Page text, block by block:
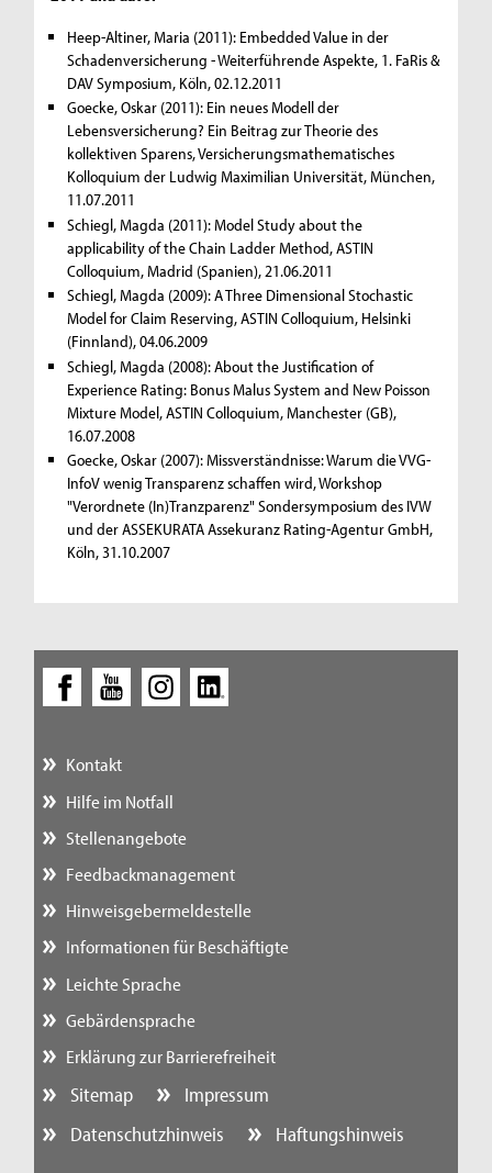
Heep-Altiner, Maria (2011): Embedded Value in der
Schadenversicherung - Weiterführende Aspekte, 1. FaRis &
DAV Symposium, Köln, 02.12.2011
Goecke, Oskar (2011): Ein neues Modell der
Lebensversicherung? Ein Beitrag zur Theorie des
kollektiven Sparens, Versicherungsmathematisches
Kolloquium der Ludwig Maximilian Universität, München,
11.07.2011
Schiegl, Magda (2011): Model Study about the
applicability of the Chain Ladder Method, ASTIN
Colloquium, Madrid (Spanien), 21.06.2011
Schiegl, Magda (2009): A Three Dimensional Stochastic
Model for Claim Reserving, ASTIN Colloquium, Helsinki
(Finnland), 04.06.2009
Schiegl, Magda (2008): About the Justification of
Experience Rating: Bonus Malus System and New Poisson
Mixture Model, ASTIN Colloquium, Manchester (GB),
16.07.2008
Goecke, Oskar (2007): Missverständnisse: Warum die VVG-
InfoV wenig Transparenz schaffen wird, Workshop
"Verordnete (In)Tranzparenz" Sondersymposium des IVW
und der ASSEKURATA Assekuranz Rating-Agentur GmbH,
Köln, 31.10.2007
Kontakt
Hilfe im Notfall
Stellenangebote
Feedbackmanagement
Hinweisgebermeldestelle
Informationen für Beschäftigte
Leichte Sprache
Gebärdensprache
Erklärung zur Barrierefreiheit
Sitemap
Impressum
Datenschutzhinweis
Haftungshinweis